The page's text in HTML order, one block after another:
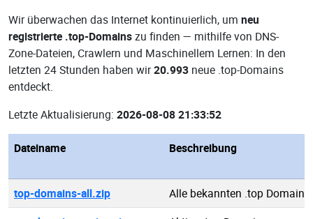
Wir überwachen das Internet kontinuierlich, um neu
registrierte .top-Domainszu finden — mithilfe von DNS-
Zone-Dateien, Crawlern und Maschinellem Lernen: In den
letzten 24 Stunden haben wir20.993 neue .top-Domains
entdeckt.
Letzte Aktualisierung: 2026-08-08 21:33:52
Dateiname Beschreibung
top-domains-all.zip
Alle bekannten .top Domains